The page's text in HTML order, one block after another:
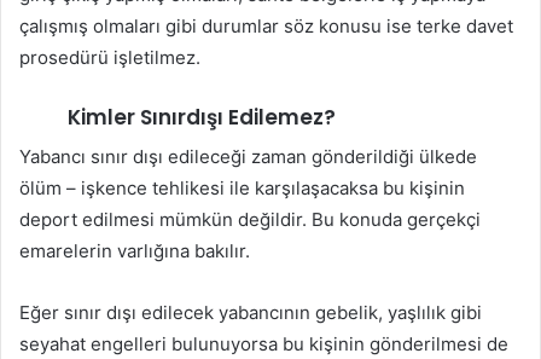
çalışmış olmaları gibi durumlar söz konusu ise terke davet
prosedürü işletilmez.
Kimler Sınırdışı Edilemez?
Yabancı sınır dışı edileceği zaman gönderildiği ülkede
ölüm – işkence tehlikesi ile karşılaşacaksa bu kişinin
deport edilmesi mümkün değildir. Bu konuda gerçekçi
emarelerin varlığına bakılır.
Eğer sınır dışı edilecek yabancının gebelik, yaşlılık gibi
seyahat engelleri bulunuyorsa bu kişinin gönderilmesi de